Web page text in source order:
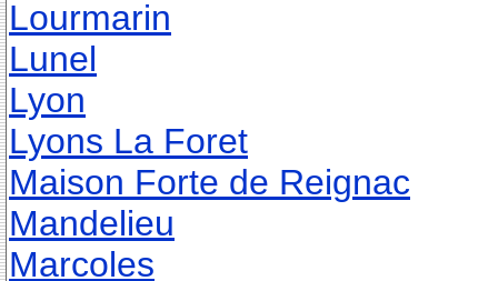
Lourmarin
Lunel
Lyon
Lyons La Foret
Maison Forte de Reignac
Mandelieu
Marcoles